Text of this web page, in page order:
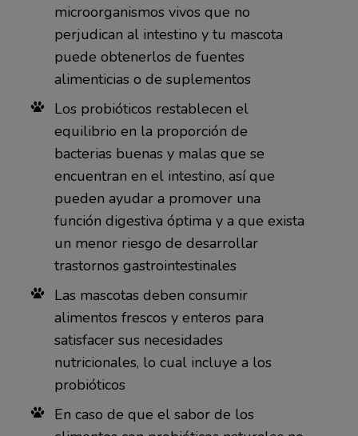
microorganismos vivos que no
perjudican al intestino y tu mascota
puede obtenerlos de fuentes
alimenticias o de suplementos
Los probióticos restablecen el
equilibrio en la proporción de
bacterias buenas y malas que se
encuentran en el intestino, así que
pueden ayudar a promover una
función digestiva óptima y a que exista
un menor riesgo de desarrollar
trastornos gastrointestinales
Las mascotas deben consumir
alimentos frescos y enteros para
satisfacer sus necesidades
nutricionales, lo cual incluye a los
probióticos
En caso de que el sabor de los